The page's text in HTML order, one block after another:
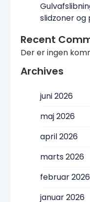
slidzoner og
Recent
Der er ingen
Archives
juni 2026
maj 2026
april 2026
marts 2026
februar 2026
januar 2026